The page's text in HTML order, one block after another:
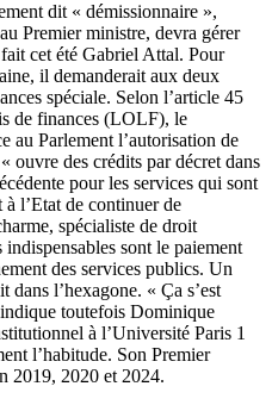
dit « démissionnaire »,
Premier ministre, devra gérer
cet été Gabriel Attal. Pour
il demanderait aux deux
spéciale. Selon l’article 45
de finances (LOLF), le
au Parlement l’autorisation de
ouvre des crédits par décret dans
pour les services qui sont
l’Etat de continuer de
spécialiste de droit
sont le paiement
des services publics. Un
dans l’hexagone. « Ça s’est
toutefois Dominique
à l’Université Paris 1
l’habitude. Son Premier
2019, 2020 et 2024.